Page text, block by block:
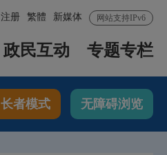
网站支持IPv6
新媒体
繁體
注册
政民互动 专题专栏
长者模式 无障碍浏览